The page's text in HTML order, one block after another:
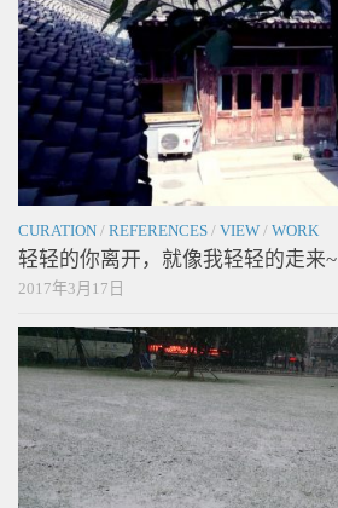
CURATION / REFERENCES / VIEW / WORK
轻轻的你离开，就像我轻轻的走来~
2017年3月17日